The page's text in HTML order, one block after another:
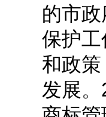
的市
保护
和政
发展